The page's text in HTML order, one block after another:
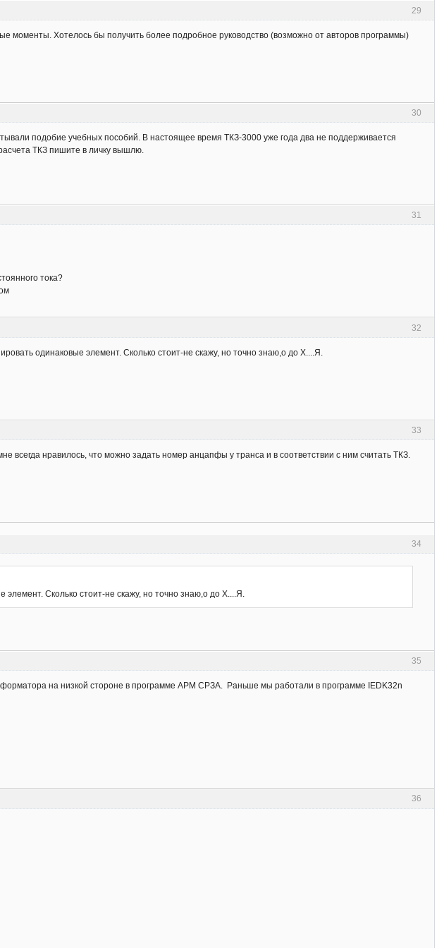
29
моменты. Хотелось бы получить более подробное руководство (возможно от авторов программы)
30
подобие учебных пособий. В настоящее время ТКЗ-3000 уже года два не поддерживается
ТКЗ пишите в личку вышлю.
31
тока?
32
одинаковые элемент. Сколько стоит-не скажу, но точно знаю,о до Х....Я.
33
всегда нравилось, что можно задать номер анцапфы у транса и в соответствии с ним считать ТКЗ.
34
Сколько стоит-не скажу, но точно знаю,о до Х....Я.
35
на низкой стороне в программе АРМ СРЗА. Раньше мы работали в программе IEDK32n
36